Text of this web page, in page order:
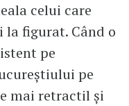
celui care
la figurat. Când o
pe
pe
mai retractil și